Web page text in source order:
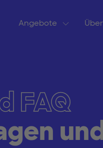
Angebote
FAQ